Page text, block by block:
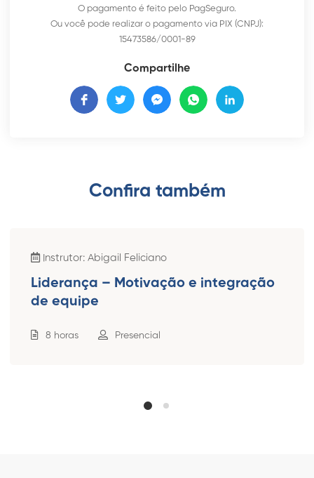
O pagamento é feito pelo PagSeguro.
Ou você pode realizar o pagamento via PIX (CNPJ):
15473586/0001-89
Compartilhe
Confira também​
Instrutor: Abigail Feliciano
Liderança – Motivação e integração
de equipe
8 horas Presencial